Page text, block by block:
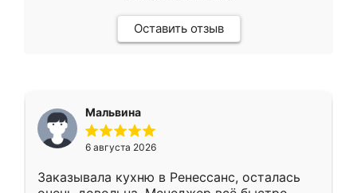
Оставить отзыв
Мальвина
6 августа 2026
Заказывала кухню в Ренессанс, осталась